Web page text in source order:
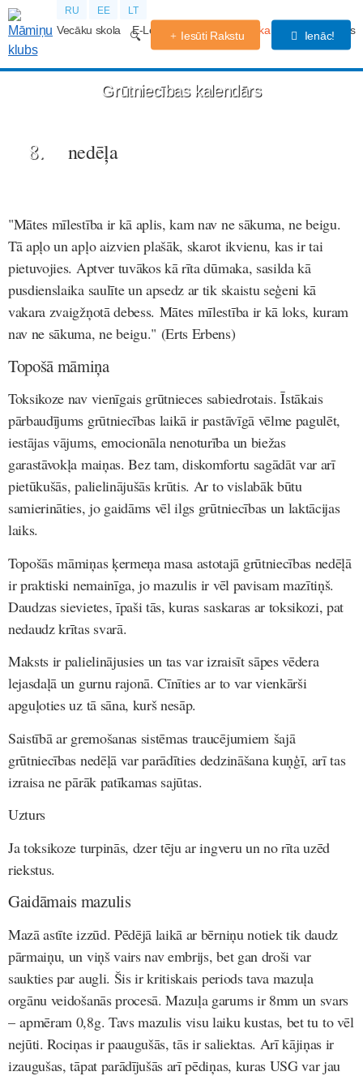
RU EE LT
Vecāku skola E-Lekcijas Grūtniecības kalendārs Forums
Iesūti Rakstu Ienāc!
Grūtniecības kalendārs
8. nedēļa
"Mātes mīlestība ir kā aplis, kam nav ne sākuma, ne beigu.
Tā apļo un apļo aizvien plašāk, skarot ikvienu, kas ir tai
pietuvojies. Aptver tuvākos kā rīta dūmaka, sasilda kā
pusdienslaika saulīte un apsedz ar tik skaistu seģeni kā
vakara zvaigžņotā debess. Mātes mīlestība ir kā loks, kuram
nav ne sākuma, ne beigu." (Erts Erbens)
Topošā māmiņa
Toksikoze nav vienīgais grūtnieces sabiedrotais. Īstākais
pārbaudījums grūtniecības laikā ir pastāvīgā vēlme pagulēt,
iestājas vājums, emocionāla nenoturība un biežas
garastāvokļa maiņas. Bez tam, diskomfortu sagādāt var arī
pietūkušās, palielinājušās krūtis. Ar to vislabāk būtu
samierināties, jo gaidāms vēl ilgs grūtniecības un laktācijas
laiks.
Topošās māmiņas ķermeņa masa astotajā grūtniecības nedēļā
ir praktiski nemainīga, jo mazulis ir vēl pavisam mazītiņš.
Daudzas sievietes, īpaši tās, kuras saskaras ar toksikozi, pat
nedaudz krītas svarā.
Maksts ir palielinājusies un tas var izraisīt sāpes vēdera
lejasdaļā un gurnu rajonā. Cīnīties ar to var vienkārši
apguļoties uz tā sāna, kurš nesāp.
Saistībā ar gremošanas sistēmas traucējumiem šajā
grūtniecības nedēļā var parādīties dedzināšana kuņģī, arī tas
izraisa ne pārāk patīkamas sajūtas.
Uzturs
Ja toksikoze turpinās, dzer tēju ar ingveru un no rīta uzēd
riekstus.
Gaidāmais mazulis
Mazā astīte izzūd. Pēdējā laikā ar bērniņu notiek tik daudz
pārmaiņu, un viņš vairs nav embrijs, bet gan droši var
saukties par augli. Šis ir kritiskais periods tava mazuļa
orgānu veidošanās procesā. Mazuļa garums ir 8mm un svars
– apmēram 0,8g. Tavs mazulis visu laiku kustas, bet tu to vēl
nejūti. Rociņas ir paaugušās, tās ir saliektas. Arī kājiņas ir
izaugušas, tāpat parādījušās arī pēdiņas, kuras USG var jau